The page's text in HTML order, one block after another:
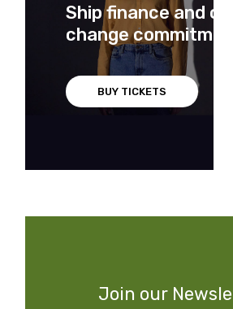
Ship finance and
change
BUY TICKETS
Join our